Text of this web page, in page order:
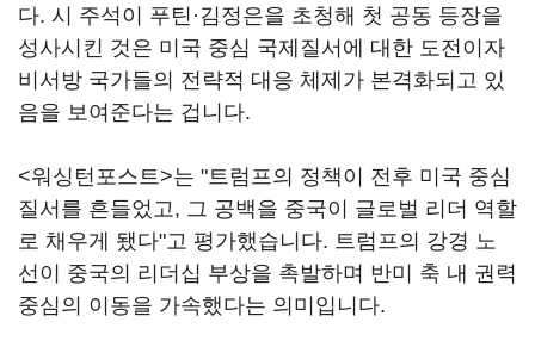
다. 시 주석이 푸틴·김정은을 초청해 첫 공동 등장을
성사시킨 것은 미국 중심 국제질서에 대한 도전이자
비서방 국가들의 전략적 대응 체제가 본격화되고 있
음을 보여준다는 겁니다.
<워싱턴포스트>는 "트럼프의 정책이 전후 미국 중심
질서를 흔들었고, 그 공백을 중국이 글로벌 리더 역할
로 채우게 됐다"고 평가했습니다. 트럼프의 강경 노
선이 중국의 리더십 부상을 촉발하며 반미 축 내 권력
중심의 이동을 가속했다는 의미입니다.